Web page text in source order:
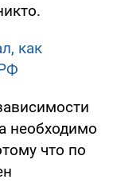
как
необходимо
что по